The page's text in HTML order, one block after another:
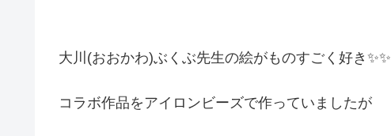
大川(おおかわ)ぶくぶ先生の絵がものすごく好き✨✨
コラボ作品をアイロンビーズで作っていましたが